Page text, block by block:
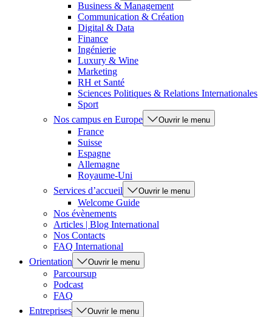
Business & Management
Communication & Création
Digital & Data
Finance
Ingénierie
Luxury & Wine
Marketing
RH et Santé
Sciences Politiques & Relations Internationales
Sport
Nos campus en Europe
Ouvrir le menu
France
Suisse
Espagne
Allemagne
Royaume-Uni
Services d’accueil
Ouvrir le menu
Welcome Guide
Nos évènements
Articles | Blog International
Nos Contacts
FAQ International
Orientation
Ouvrir le menu
Parcoursup
Podcast
FAQ
Entreprises
Ouvrir le menu